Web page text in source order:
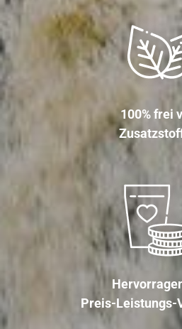
100% frei
Preis-Leistungs-